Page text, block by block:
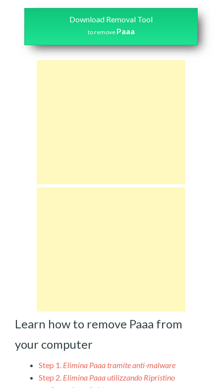
Download Removal Tool
to remove Paaa
Learn how to remove Paaa from
your computer
Step 1. Elimina Paaa tramite anti-malware
Step 2. Elimina Paaa utilizzando Ripristino